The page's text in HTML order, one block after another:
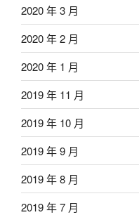
2020 年 3 月
2020 年 2 月
2020 年 1 月
2019 年 11 月
2019 年 10 月
2019 年 9 月
2019 年 8 月
2019 年 7 月